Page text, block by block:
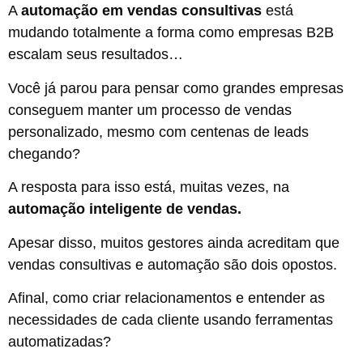
A automação em vendas consultivas está
mudando totalmente a forma como empresas B2B
escalam seus resultados…
Você já parou para pensar como grandes empresas
conseguem manter um processo de vendas
personalizado, mesmo com centenas de leads
chegando?
A resposta para isso está, muitas vezes, na
automação inteligente de vendas.
Apesar disso, muitos gestores ainda acreditam que
vendas consultivas e automação são dois opostos.
Afinal, como criar relacionamentos e entender as
necessidades de cada cliente usando ferramentas
automatizadas?